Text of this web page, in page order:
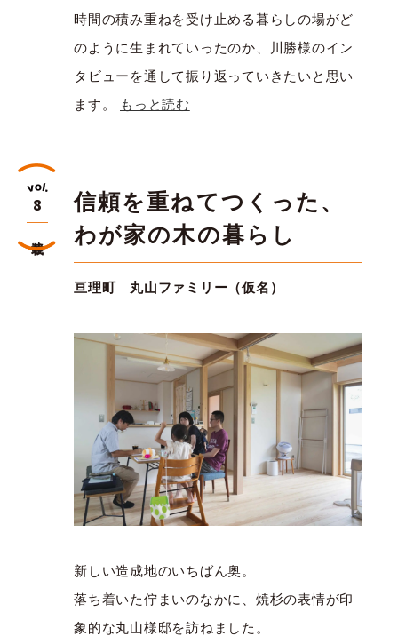
時間の積み重ねを受け止める暮らしの場がど
のように生まれていったのか、川勝様のイン
タビューを通して振り返っていきたいと思い
ます。
もっと読む
信頼を重ねてつくった、
わが家の木の暮らし
亘理町 丸山ファミリー（仮名）
新しい造成地のいちばん奥。
落ち着いた佇まいのなかに、焼杉の表情が印
象的な丸山様邸を訪ねました。
8